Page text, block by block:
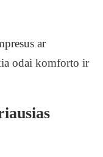
ar
odai komforto ir